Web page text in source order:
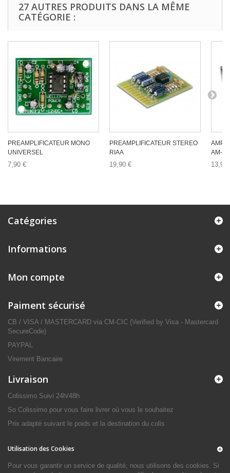
27 AUTRES PRODUITS DANS LA MÊME
CATÉGORIE :
PREAMPLIFICATEUR MONO
UNIVERSEL
7,90 €
PREAMPLIFICATEUR STEREO
RIAA
19,90 €
AM-
13,90
Catégories
Informations
Mon compte
Paiment sécurisé
CB / VISA / MASTERCARD via CM-CIC (Verified by Visa - Mastercard
SecureCode)
PAYPAL
Virement Bancaire
Livraison
Colissimo Suivi 24h/48h
So Colissimo pour vous faire livrer où vous le souhaitez
Prix adapté suivant le poids et la destination du colis
Utilisation des Cookies
Pour vous garantir un service de qualité, nous utilisons des cookies. Si